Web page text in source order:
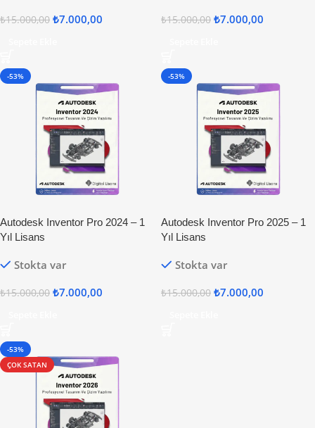
₺15.000,00 ₺7.000,00 ₺15.000,00 ₺7.000,00
-53%
Autodesk Inventor Pro 2024 – 1
Yıl Lisans
Stokta var
₺15.000,00 ₺7.000,00
-53%
Autodesk Inventor Pro 2025 – 1
Yıl Lisans
Stokta var
₺15.000,00 ₺7.000,00
-53%
ÇOK SATAN